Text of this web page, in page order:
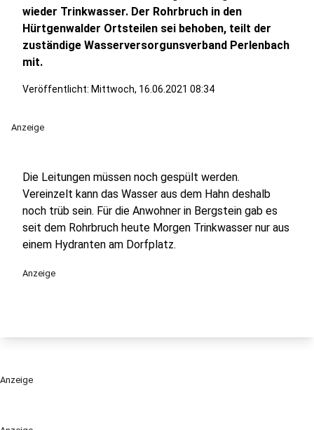
wieder Trinkwasser. Der Rohrbruch in den
Hürtgenwalder Ortsteilen sei behoben, teilt der
zuständige Wasserversorgunsverband Perlenbach
mit.
Veröffentlicht: Mittwoch, 16.06.2021 08:34
Anzeige
Die Leitungen müssen noch gespült werden.
Vereinzelt kann das Wasser aus dem Hahn deshalb
noch trüb sein. Für die Anwohner in Bergstein gab es
seit dem Rohrbruch heute Morgen Trinkwasser nur aus
einem Hydranten am Dorfplatz.
Anzeige
Anzeige